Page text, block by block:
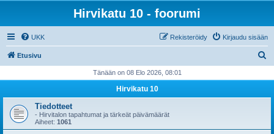
Hirvikatu 10 - foorumi
UKK Kirjaudu sisään
Rekisteröidy
Etusivu
i
Tänään on 08 Elo 2026, 08:01
Hirvikatu 10
Tiedotteet
- Hirvitalon tapahtumat ja tärkeät päivämäärät
Aiheet: 1061